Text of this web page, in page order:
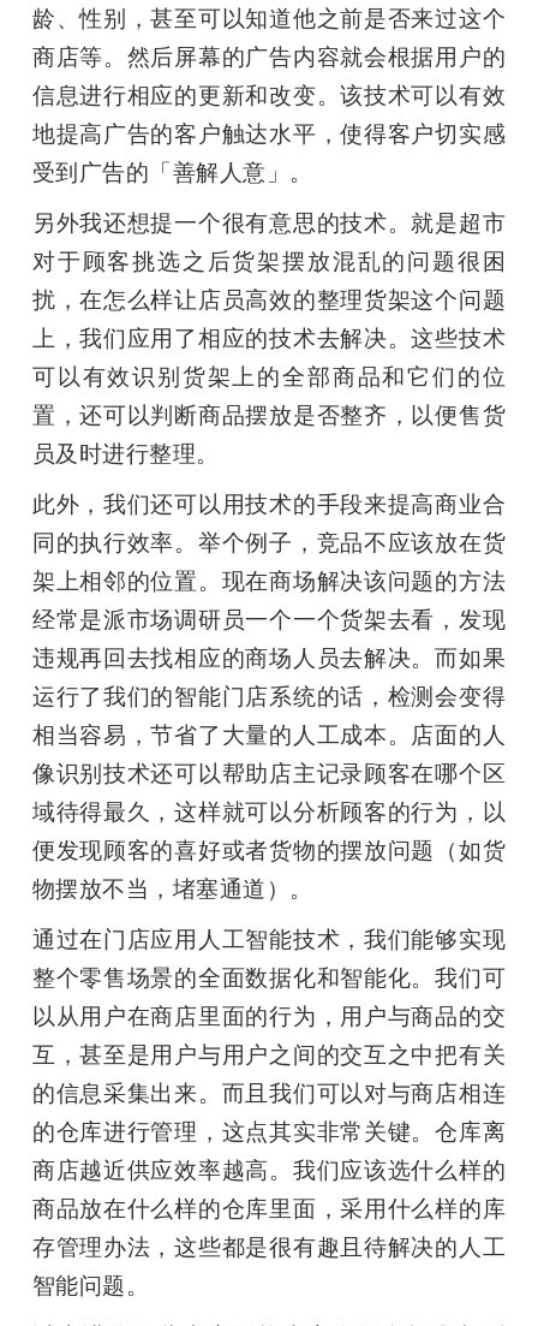
龄、性别，甚至可以知道他之前是否来过这个
商店等。然后屏幕的广告内容就会根据用户的
信息进行相应的更新和改变。该技术可以有效
地提高广告的客户触达水平，使得客户切实感
受到广告的「善解人意」。
另外我还想提一个很有意思的技术。就是超市
对于顾客挑选之后货架摆放混乱的问题很困
扰，在怎么样让店员高效的整理货架这个问题
上，我们应用了相应的技术去解决。这些技术
可以有效识别货架上的全部商品和它们的位
置，还可以判断商品摆放是否整齐，以便售货
员及时进行整理。
此外，我们还可以用技术的手段来提高商业合
同的执行效率。举个例子，竞品不应该放在货
架上相邻的位置。现在商场解决该问题的方法
经常是派市场调研员一个一个货架去看，发现
违规再回去找相应的商场人员去解决。而如果
运行了我们的智能门店系统的话，检测会变得
相当容易，节省了大量的人工成本。店面的人
像识别技术还可以帮助店主记录顾客在哪个区
域待得最久，这样就可以分析顾客的行为，以
便发现顾客的喜好或者货物的摆放问题（如货
物摆放不当，堵塞通道）。
通过在门店应用人工智能技术，我们能够实现
整个零售场景的全面数据化和智能化。我们可
以从用户在商店里面的行为，用户与商品的交
互，甚至是用户与用户之间的交互之中把有关
的信息采集出来。而且我们可以对与商店相连
的仓库进行管理，这点其实非常关键。仓库离
商店越近供应效率越高。我们应该选什么样的
商品放在什么样的仓库里面，采用什么样的库
存管理办法，这些都是很有趣且待解决的人工
智能问题。